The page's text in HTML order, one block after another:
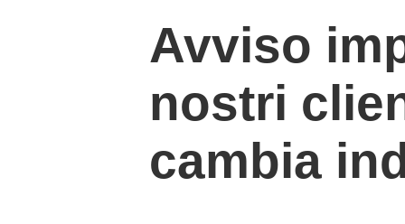
Avviso
nostri
cambia